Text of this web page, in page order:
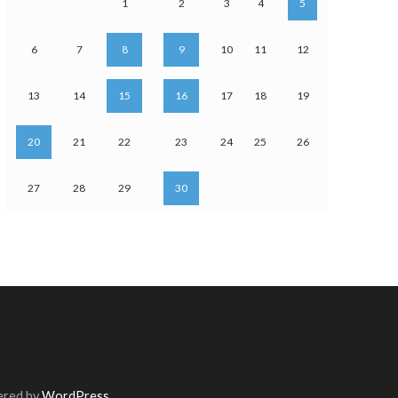
1 2 3 4 5
6 7 8 9 10 11 12
13 14 15 16 17 18 19
20 21 22 23 24 25 26
27 28 29 30